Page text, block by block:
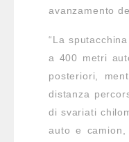
avanzamento
“La
a 400 metri
posteriori,
distanza
di svariati
auto e